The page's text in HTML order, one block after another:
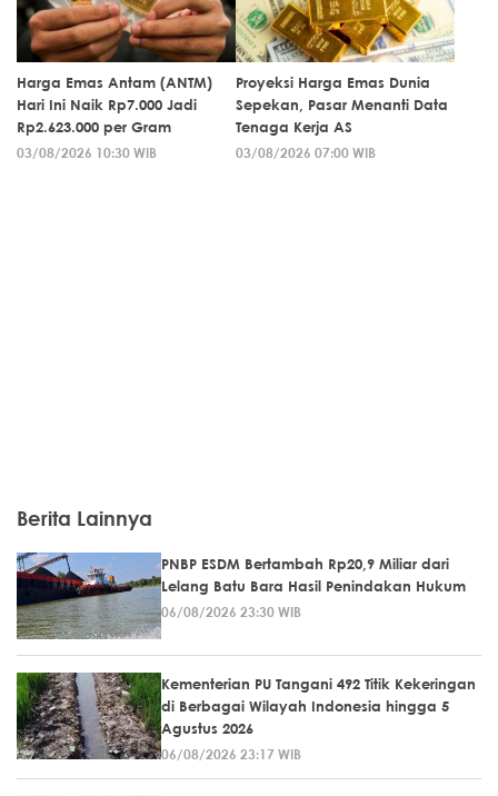
Harga Emas Antam (ANTM)
Hari Ini Naik Rp7.000 Jadi
Rp2.623.000 per Gram
03/08/2026 10:30 WIB
Proyeksi Harga Emas Dunia
Sepekan, Pasar Menanti Data
Tenaga Kerja AS
03/08/2026 07:00 WIB
Berita Lainnya
PNBP ESDM Bertambah Rp20,9 Miliar dari
Lelang Batu Bara Hasil Penindakan Hukum
06/08/2026 23:30 WIB
Kementerian PU Tangani 492 Titik Kekeringan
di Berbagai Wilayah Indonesia hingga 5
Agustus 2026
06/08/2026 23:17 WIB